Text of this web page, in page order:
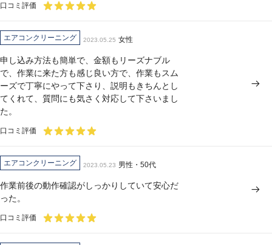
口コミ評価
エアコンクリーニング 2023.05.25 女性
申し込み方法も簡単で、金額もリーズナブル
で、作業に来た方も感じ良い方で、作業もスム
ーズで丁寧にやって下さり、説明もきちんとし
てくれて、質問にも気さく対応して下さいまし
た。
口コミ評価
エアコンクリーニング 2023.05.23 男性・50代
作業前後の動作確認がしっかりしていて安心だ
った。
口コミ評価